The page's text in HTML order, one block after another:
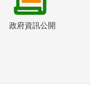
政府資訊公開